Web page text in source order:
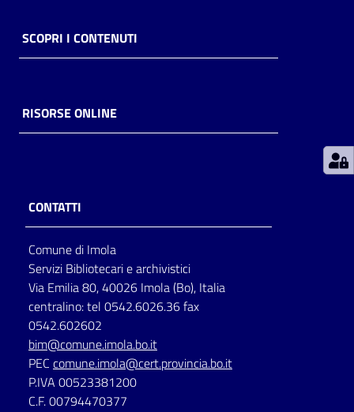
Archivio
Decentrate
lettura
Seguici
su
SCOPRI I CONTENUTI
RISORSE ONLINE
CONTATTI
Comune di Imola
Servizi Bibliotecari e archivistici
Via Emilia 80, 40026 Imola (Bo), Italia
centralino: tel 0542.6026.36 fax
0542.602602
bim@comune.imola.bo.it
PEC comune.imola@cert.provincia.bo.it
P.IVA 00523381200
C.F. 00794470377